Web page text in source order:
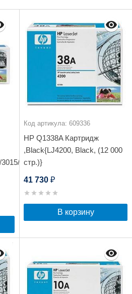
3020/3030,
Код артикула: 609336
HP Q1338A Картридж
,Black{LJ4200, Black, (12 000
стр.)}
41 730 ₽
В корзину